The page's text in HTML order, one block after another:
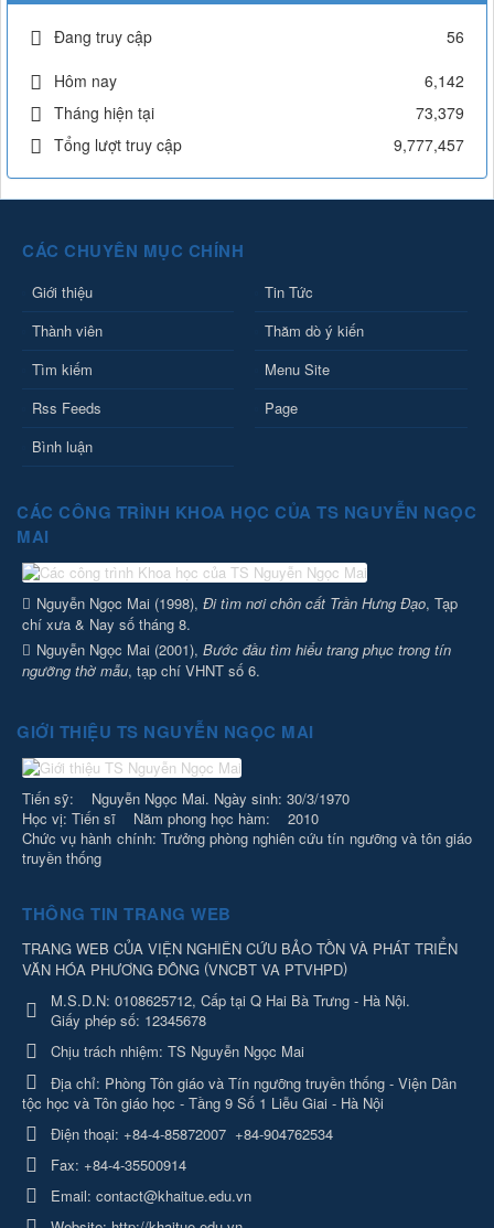
Đang truy cập
56
Hôm nay
6,142
Tháng hiện tại
73,379
Tổng lượt truy cập
9,777,457
CÁC CHUYÊN MỤC CHÍNH
Giới thiệu
Tin Tức
Thành viên
Thăm dò ý kiến
Tìm kiếm
Menu Site
Rss Feeds
Page
Bình luận
CÁC CÔNG TRÌNH KHOA HỌC CỦA TS NGUYỄN NGỌC
MAI
Nguyễn Ngọc Mai (1998), Đi tìm nơi chôn cất Trần Hưng Đạo, Tạp
chí xưa & Nay số tháng 8.
Nguyễn Ngọc Mai (2001), Bước đầu tìm hiểu trang phục trong tín
ngưỡng thờ mẫu, tạp chí VHNT số 6.
GIỚI THIỆU TS NGUYỄN NGỌC MAI
Tiến sỹ: Nguyễn Ngọc Mai. Ngày sinh: 30/3/1970
Học vị: Tiến sĩ Năm phong học hàm: 2010
Chức vụ hành chính: Trưởng phòng nghiên cứu tín ngưỡng và tôn giáo
truyền thống
THÔNG TIN TRANG WEB
TRANG WEB CỦA VIỆN NGHIÊN CỨU BẢO TỒN VÀ PHÁT TRIỂN
VĂN HÓA PHƯƠNG ĐÔNG (VNCBT VA PTVHPD)
M.S.D.N: 0108625712, Cấp tại Q Hai Bà Trưng - Hà Nội.
Giấy phép số: 12345678
Chịu trách nhiệm: TS Nguyễn Ngọc Mai
Địa chỉ: Phòng Tôn giáo và Tín ngưỡng truyền thống - Viện Dân
tộc học và Tôn giáo học - Tầng 9 Số 1 Liễu Giai - Hà Nội
Điện thoại: +84-4-85872007 +84-904762534
Fax: +84-4-35500914
Email: contact@khaitue.edu.vn